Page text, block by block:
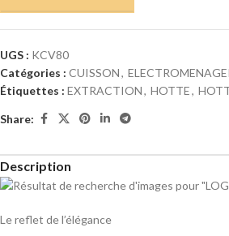
UGS : KCV80
Catégories : CUISSON,
Étiquettes : EXTRACTION, HOTTE,
Share:
Description
Le reflet de l’élégance